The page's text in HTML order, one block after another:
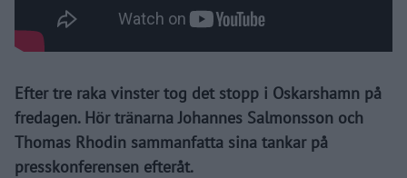
Efter tre raka vinster tog det stopp i Oskarshamn på
fredagen. Hör tränarna Johannes Salmonsson och
Thomas Rhodin sammanfatta sina tankar på
presskonferensen efteråt.